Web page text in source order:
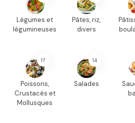
Légumes et
légumineuses
Pâtes, riz,
divers
17
Poissons,
Crustacés et
Mollusques
14
Salades